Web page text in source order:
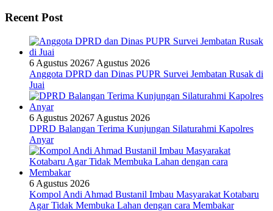
Recent Post
6 Agustus 20267 Agustus 2026
Anggota DPRD dan Dinas PUPR Survei Jembatan Rusak di
Juai
6 Agustus 20267 Agustus 2026
DPRD Balangan Terima Kunjungan Silaturahmi Kapolres
Anyar
6 Agustus 2026
Kompol Andi Ahmad Bustanil Imbau Masyarakat Kotabaru
Agar Tidak Membuka Lahan dengan cara Membakar